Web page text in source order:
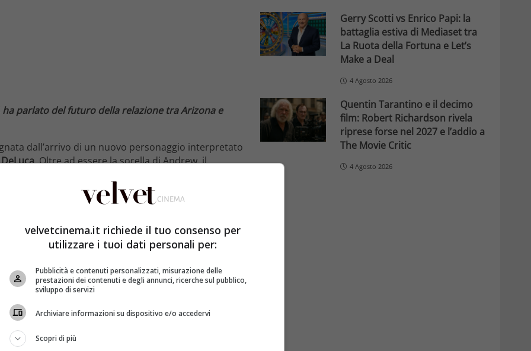
parlato del futuro della relazione tra Arizona e
dall’arrivo di un nuovo personaggio interpretato
. Oltre ad essere la sorella di Andrew, il
amoroso dell’amatissima Arizona Robbins
ritorno al casa della figlia della pediatra, Sofia.
visto
partoriente che ci ha fatto presagire che in
nonostante la DeLuca sia diventata nel
dopo la fine del matrimonio con Amelia.
Arizona/Carina, è stata la show runner di Grey’s
Carina e Arizona non è finita. Alcune persone hanno
di quelle. E anche Carina è una di quelle persone.
neanche per un attimo che la storia d’amore
Gerry Scotti vs Enrico Papi: la
battaglia estiva di Mediaset tra
La Ruota della Fortuna e Let’s
Make a Deal
4 Agosto 2026
Quentin Tarantino e il decimo
film: Robert Richardson rivela
riprese forse nel 2027 e l’addio a
The Movie Critic
4 Agosto 2026
velvetcinema.it richiede il tuo consenso per
utilizzare i tuoi dati personali per:
Pubblicità e contenuti personalizzati, misurazione delle
prestazioni dei contenuti e degli annunci, ricerche sul pubblico,
sviluppo di servizi
Archiviare informazioni su dispositivo e/o accedervi
Scopri di più